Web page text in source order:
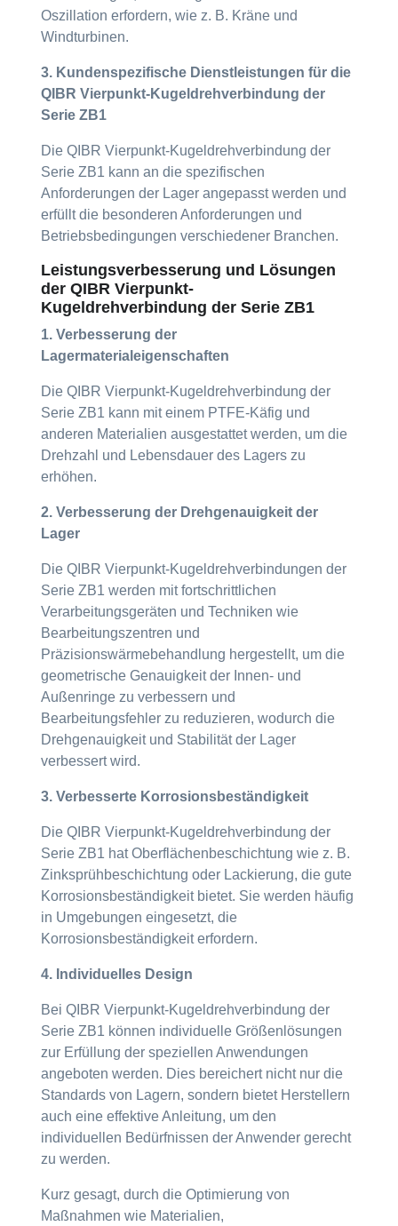
Oszillation erfordern, wie z. B. Kräne und
Windturbinen.
3. Kundenspezifische Dienstleistungen für die
QIBR Vierpunkt-Kugeldrehverbindung der
Serie ZB1
Die QIBR Vierpunkt-Kugeldrehverbindung der
Serie ZB1 kann an die spezifischen
Anforderungen der Lager angepasst werden und
erfüllt die besonderen Anforderungen und
Betriebsbedingungen verschiedener Branchen.
Leistungsverbesserung und Lösungen
der QIBR Vierpunkt-
Kugeldrehverbindung der Serie ZB1
1. Verbesserung der
Lagermaterialeigenschaften
Die QIBR Vierpunkt-Kugeldrehverbindung der
Serie ZB1 kann mit einem PTFE-Käfig und
anderen Materialien ausgestattet werden, um die
Drehzahl und Lebensdauer des Lagers zu
erhöhen.
2. Verbesserung der Drehgenauigkeit der
Lager
Die QIBR Vierpunkt-Kugeldrehverbindungen der
Serie ZB1 werden mit fortschrittlichen
Verarbeitungsgeräten und Techniken wie
Bearbeitungszentren und
Präzisionswärmebehandlung hergestellt, um die
geometrische Genauigkeit der Innen- und
Außenringe zu verbessern und
Bearbeitungsfehler zu reduzieren, wodurch die
Drehgenauigkeit und Stabilität der Lager
verbessert wird.
3. Verbesserte Korrosionsbeständigkeit
Die QIBR Vierpunkt-Kugeldrehverbindung der
Serie ZB1 hat Oberflächenbeschichtung wie z. B.
Zinksprühbeschichtung oder Lackierung, die gute
Korrosionsbeständigkeit bietet. Sie werden häufig
in Umgebungen eingesetzt, die
Korrosionsbeständigkeit erfordern.
4. Individuelles Design
Bei QIBR Vierpunkt-Kugeldrehverbindung der
Serie ZB1 können individuelle Größenlösungen
zur Erfüllung der speziellen Anwendungen
angeboten werden. Dies bereichert nicht nur die
Standards von Lagern, sondern bietet Herstellern
auch eine effektive Anleitung, um den
individuellen Bedürfnissen der Anwender gerecht
zu werden.
Kurz gesagt, durch die Optimierung von
Maßnahmen wie Materialien,